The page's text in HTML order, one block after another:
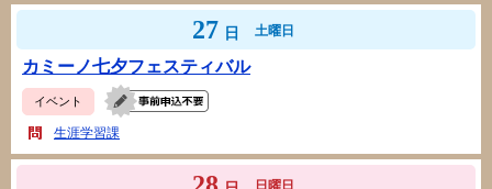
27 日 土曜日
カミーノ七夕フェスティバル
イベント
生涯学習課
日曜日